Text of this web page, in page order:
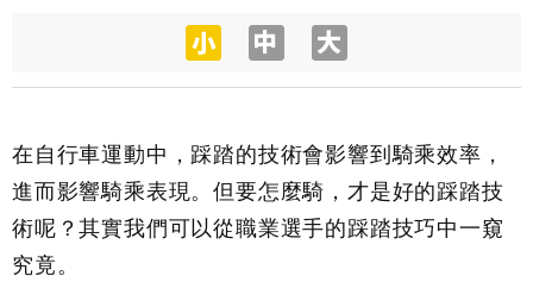
在自行車運動中，踩踏的技術會影響到騎乘效率，
進而影響騎乘表現。但要怎麼騎，才是好的踩踏技
術呢？其實我們可以從職業選手的踩踏技巧中一窺
究竟。